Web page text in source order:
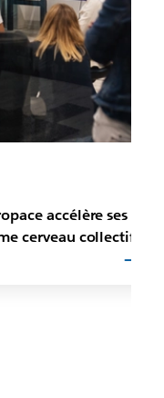
accélère ses
cerveau collectif